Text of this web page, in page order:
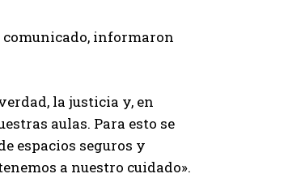
comunicado, informaron
la justicia y, en
aulas. Para esto se
espacios seguros y
a nuestro cuidado».